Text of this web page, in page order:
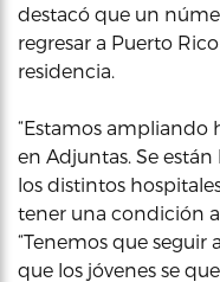
destacó que un
regresar a Puerto
residencia.
“Estamos ampliando
en Adjuntas. Se
los distintos
tener una condición
“Tenemos que
que los jóvenes se